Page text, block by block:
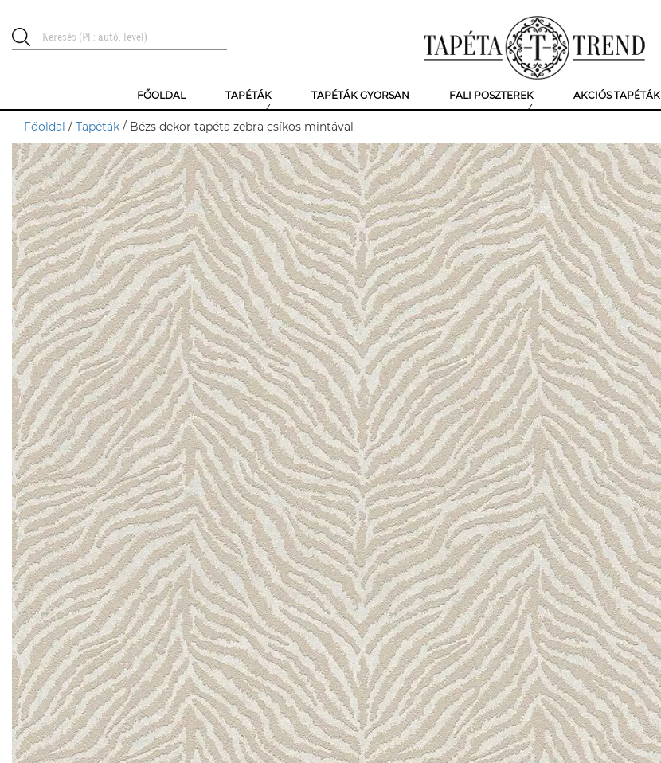
FŐOLDAL TAPÉTÁK TAPÉTÁK GYORSAN FALI POSZTEREK AKCIÓS TAPÉTÁK
Főoldal / Tapéták / Bézs dekor tapéta zebra csíkos mintával